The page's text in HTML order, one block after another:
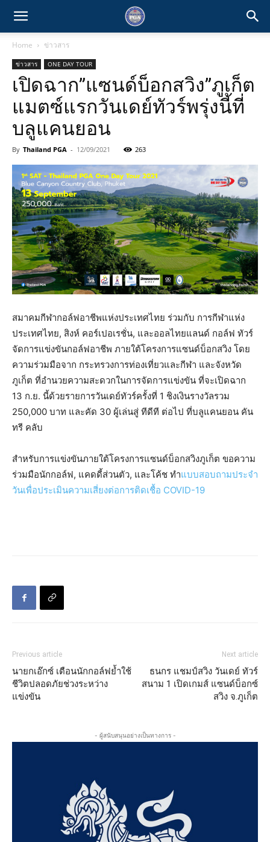
Home ข่าวสาร
ข่าวสาร ONE DAY TOUR
เปิดฉาก”แซนด์บ็อกสวิง”ภูเก็ต
แมตซ์แรกวันเดย์ทัวร์พรุ่งนี้ที่
บลูแคนยอน
By Thailand PGA - 12/09/2021 263
สมาคมกีฬากอล์ฟอาชีพแห่งประเทศไทย ร่วมกับ การกีฬาแห่ง
ประเทศไทย, สิงห์ คอร์เปอเรชั่น, และออลไทยแลนด์ กอล์ฟ ทัวร์
จัดการแข่งขันกอล์ฟอาชีพ ภายใต้โครงการแซนด์บ็อกสวิง โดย
ความร่วมมือจาก กระทรวงการท่องเที่ยวและกีฬา และจังหวัด
ภูเก็ต ที่อำนวยความสะดวกในการจัดการแข่งขัน ที่จะเปิดฉาก
13 ก.ย. นี้ด้วยรายการวันเดย์ทัวร์ครั้งที่ 1 ชิงเงินรางวัลรวม
250,000 บาท และคัด 30 ผู้เล่นสู่ ทีดีที ต่อไป ที่บลูแคนยอน คัน
ทรี คลับ
สำหรับการแข่งขันภายใต้โครงการแซนด์บ็อกสวิงภูเก็ต ขอความ
ร่วมมือนักกอล์ฟ, แคดดี้ส่วนตัว, และโค้ช ทำแบบสอบถามประจำ
วันเพื่อประเมินความเสี่ยงต่อการติดเชื้อ COVID-19
Previous article
นายกเอ๊กซ์ เตือนนักกอล์ฟย้ำใช้
ชีวิตปลอดภัยช่วงระหว่าง
แข่งขัน
Next article
ธนกร แชมป์สวิง วันเดย์ ทัวร์
สนาม 1 เปิดเกมส์ แซนด์บ็อกซ์
สวิง จ.ภูเก็ต
- ผู้สนับสนุนอย่างเป็นทางการ -